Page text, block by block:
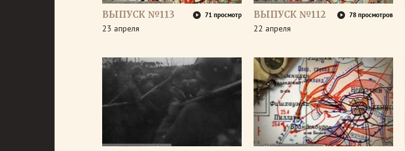
ВЫПУСК №113 71 просмотр
23 апреля
ВЫПУСК №112 78 просмотров
22 апреля